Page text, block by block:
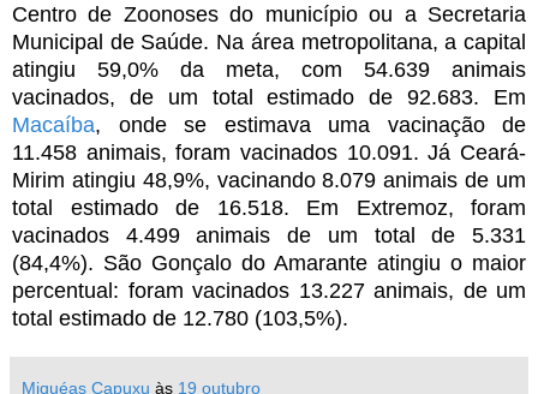
Centro de Zoonoses do município ou a Secretaria
Municipal de Saúde. Na área metropolitana, a capital
atingiu 59,0% da meta, com 54.639 animais
vacinados, de um total estimado de 92.683. Em
Macaíba, onde se estimava uma vacinação de
11.458 animais, foram vacinados 10.091. Já Ceará-
Mirim atingiu 48,9%, vacinando 8.079 animais de um
total estimado de 16.518. Em Extremoz, foram
vacinados 4.499 animais de um total de 5.331
(84,4%). São Gonçalo do Amarante atingiu o maior
percentual: foram vacinados 13.227 animais, de um
total estimado de 12.780 (103,5%).
Miquéas Capuxu às 19 outubro